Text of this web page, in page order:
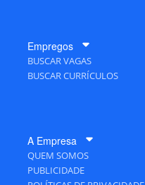
Empregos
BUSCAR VAGAS
BUSCAR CURRÍCULOS
A Empresa
QUEM SOMOS
PUBLICIDADE